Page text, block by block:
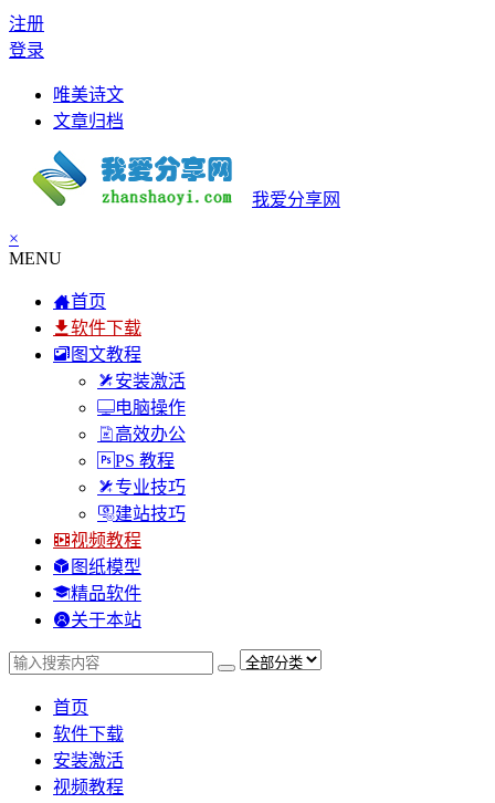
注册
登录
唯美诗文
文章归档
我爱分享网
×
MENU
首页
软件下载
图文教程
安装激活
电脑操作
高效办公
PS 教程
专业技巧
建站技巧
视频教程
图纸模型
精品软件
关于本站
首页
软件下载
安装激活
视频教程